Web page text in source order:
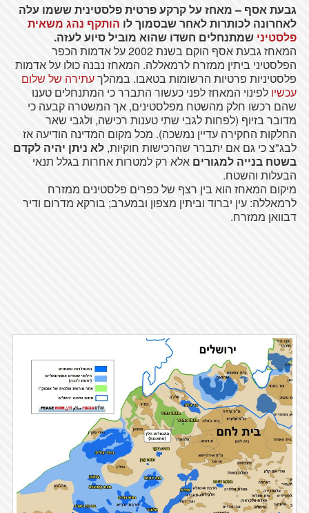
גבעת אסף – מאחז על קרקע פרטית פלסטינית ששמו עלה
לאחרונה לכותרות לאחר שבסמוך לו הותקף נהג משאית
פלסטיני שמתנחלים חשדו שהוא מוביל סיוע לעזה.
המאחז גבעת אסף הוקם בשנת 2002 על אדמות הכפר
הפלסטיני ביתין ממזרח לרמאללה. המאחז נבנה כולו על אדמות
פלסטיניות פרטיות הרשומות בטאבו. במהלךעתירה של שלום
עכשיו לפינוי המאחז לפני כעשור התברר כי המתנחלים טענו
שהם רכשו חלק מהשטח מפלסטינים, אך המשטרה קבעה כי
מדובר בזיוף (לפחות לגבי שתי טענות רכישה, ולגבי שאר
החלקות החקירה עדיין נמשכה). מכל מקום המדינה הודיעה אז
לבג"צ כי גם אם יתברר שהרכישות חוקיות, לא ניתן יהיה לקדם
בשטח בנייה למגורים אלא רק למטרות אחרות בגלל תנאי
הבעלות והשטח.
מיקום המאחז הוא בין רצף של כפרים פלסטינים ממזרח
לרמאללה: עין יברוד וביתין מצפון ובמערב; בורקא מדרום ודיר
דבוואן ממזרח.